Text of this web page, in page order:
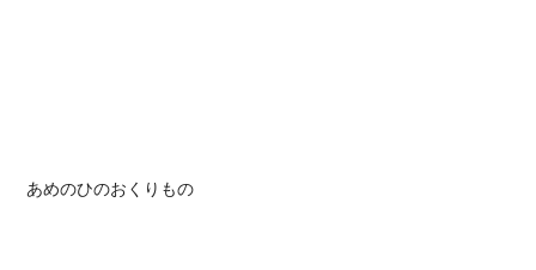
あめのひのおくりもの